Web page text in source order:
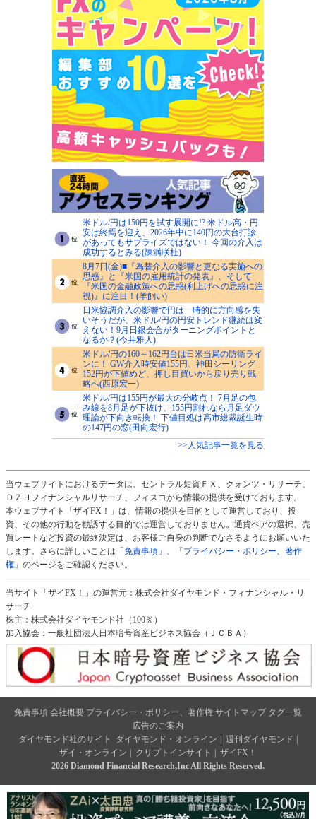
米ドル/円は150円を試す展開に!? 米ドル高・円
安は終焉を迎え、2026年中に140円の大台打診
があってもサプライズではない！ 今回の介入は
成功するとみる(陳満咲杜)
8月7日(金)■『為替介入の影響と更なる実施への
思惑』と『米国の雇用統計の発表』、そして
『米国の金融政策への思惑(利上げへの思惑に注
視)』に注目！(羊飼い)
日米協調介入の影響で円は一時的に方向感を失
いそうだが、米ドル/円の円安トレンド継続は変
えない！9月日銀会合がターニングポイントと
なるか？(今井雅人)
米ドル/円の160～162円台は日米当局の防衛ライ
ンに！ GW介入時安値155円、神田シーリング
152円が下値めど、押し目買いから戻り売り戦
略へ(西原宏一)
米ドル/円は155円が最大の分岐点！ 7月足の包
み線を8月足が下抜け、155円割れなら月足ダウ
理論が下向き転換！ 下値目処は高市総裁誕生時
の147円の窓(田向宏行)
>>人気記事一覧を見る
当ウェブサイトにおけるデータは、セントラル短資ＦＸ、クォンツ・リサーチ、
ＤＺＨフィナンシャルリサーチ、フィスコから情報の提供を受けております。
本ウェブサイト「ザイFX！」は、情報の提供を目的として運営しており、投
資、その他の行動を勧誘する目的では運営しておりません。通貨ペアの選択、売
買レートなど投資の最終決定は、お客様ご自身の判断でなさるようにお願いいた
します。さらに詳しいことは 「免責事項」
「プライバシー・ポリシー、著作
権」 のページをご確認ください。
当サイト「ザイFX！」の運営元：株式会社ダイヤモンド・フィナンシャル・リ
サーチ
株主：株式会社ダイヤモンド社（100％）
加入協会：一般社団法人日本暗号資産ビジネス協会（ＪＣＢＡ）
免責事項 会社概要 プライバシー・ポリシー、著作権 サイトマップ タグ一覧
広告のご案内
ダイヤモンド社のサイト
ダイヤモンド・オンライン 週刊ダイヤモンド
ザイ・オンライン
クリプトインサイト
ザイFX！
2026 Diamond Financial Research,Inc All Rights Reserved.